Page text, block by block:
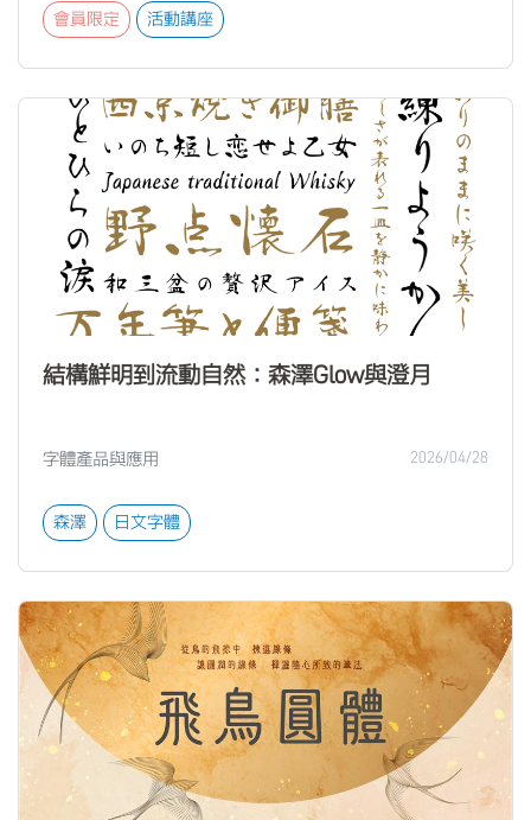
會員限定 活動講座
結構鮮明到流動自然：森澤Glow與澄月
字體產品與應用 2026/04/28
森澤 日文字體